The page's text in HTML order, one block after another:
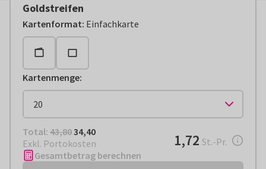
Goldstreifen
Kartenformat: Einfachkarte
Kartenmenge:
Total: € 34,40
Total: 43,8034,40
Exkl. Portokosten
€ 1,72pro Stück
1,72 St.-Pr.
Gesamtbetrag berechnen